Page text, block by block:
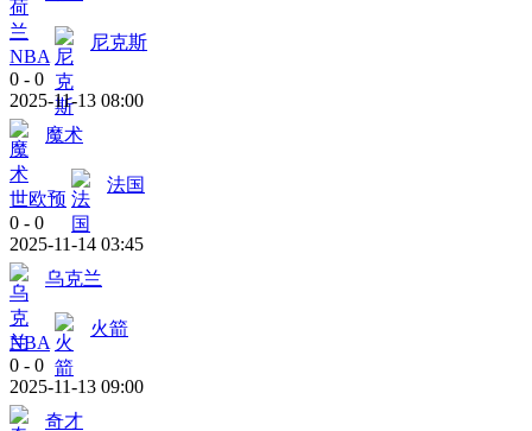
NBA
尼克斯
0 - 0
2025-11-13 08:00
魔术
世欧预
法国
0 - 0
2025-11-14 03:45
乌克兰
NBA
火箭
0 - 0
2025-11-13 09:00
奇才